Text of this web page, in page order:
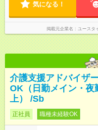
気になる！
掲載元企業名 ユースタ
介護支援アドバイザ
OK（日勤メイン・夜
上） /Sb
正社員 職種未経験OK